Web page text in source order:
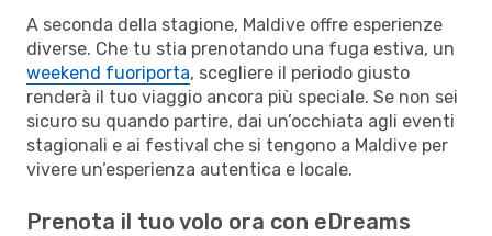
A seconda della stagione, Maldive offre esperienze
diverse. Che tu stia prenotando una fuga estiva, un
weekend fuoriporta, scegliere il periodo giusto
renderà il tuo viaggio ancora più speciale. Se non sei
sicuro su quando partire, dai un’occhiata agli eventi
stagionali e ai festival che si tengono a Maldive per
vivere un’esperienza autentica e locale.
Prenota il tuo volo ora con eDreams